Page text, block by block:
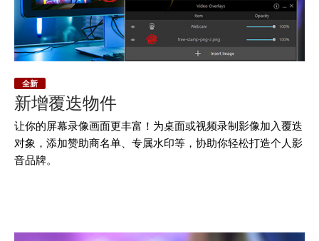
全新
新增覆迭物件
让你的屏幕录像画面更丰富！为桌面或视频录制影像加入覆迭
对象，添加赞助商名单、专属水印等，协助你轻松打造个人影
音品牌。